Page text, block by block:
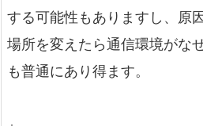
する可能性もありますし、原
場所を変えたら通信環境がな
も普通にあり得ます。